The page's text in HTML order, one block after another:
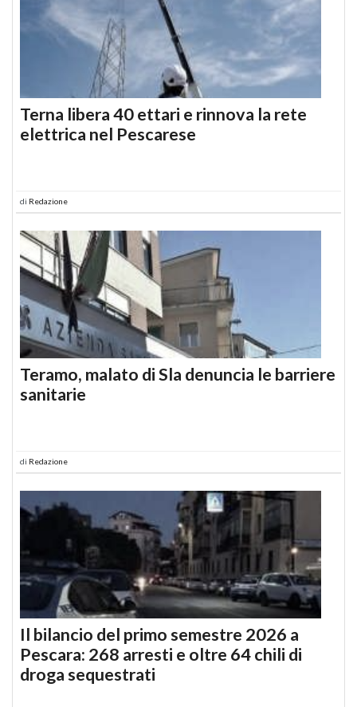
Terna libera 40 ettari e rinnova la rete
elettrica nel Pescarese
di Redazione
Teramo, malato di Sla denuncia le barriere
sanitarie
di Redazione
Il bilancio del primo semestre 2026 a
Pescara: 268 arresti e oltre 64 chili di
droga sequestrati